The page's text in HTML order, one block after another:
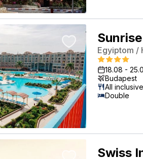
Egyiptom /
18.08 -
Budapest
All inclusive
Double
Swiss